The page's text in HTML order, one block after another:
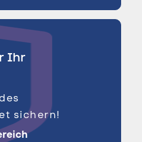
Ihr
sichern!